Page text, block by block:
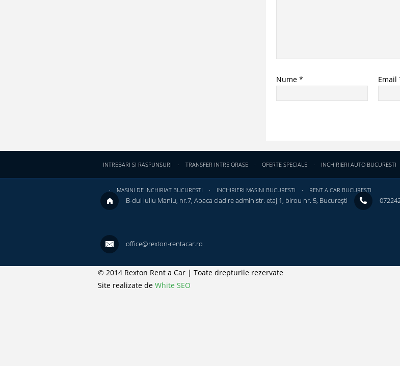
Nume * Email
INTREBARI SI RASPUNSURI TRANSFER INTRE ORASE OFERTE SPECIALE INCHIRIERI AUTO BUCURESTI
MASINI DE INCHIRIAT BUCURESTI INCHIRIERI MASINI BUCURESTI RENT A CAR BUCURESTI
B-dul Iuliu Maniu, nr.7, Apaca cladire administr. etaj 1, birou nr. 5, București ‎
office@rexton-rentacar.ro
© 2014 Rexton Rent a Car | Toate drepturile rezervate
Site realizate de White SEO